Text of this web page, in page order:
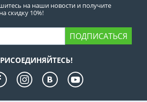
на наши новости и получите
скидку 10%!
ПОДПИСАТЬСЯ